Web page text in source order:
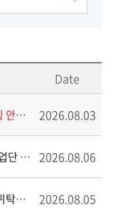
Date
한국에너지공과대학교 전임교원 초빙 안내(~9/18) 2026.08.03
대면적 고효율 태양전지 인력양성 사업단 (윤재호 교수 연구실) 행정연구원 채용 공고 2026.08.06
[Research] 한국전력공사 사외공모위탁연구과제(한계돌파형) 위탁참여 연구기관 재공모 2026.08.05